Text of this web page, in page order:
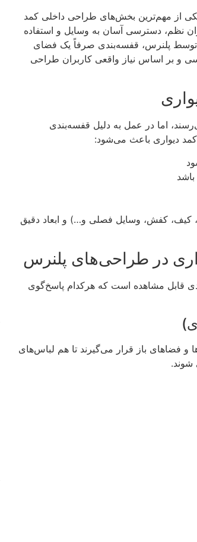
از مهم‌ترین بخش‌های طراحی داخلی کمد
دسترسی آسان به وسایل و استفاده
توسط پلنرس، قفسه‌بندی صرفاً یک فضای
و بر اساس نیاز واقعی کاربران طراحی
اما در عمل به دلیل قفسه‌بندی
کمد دیواری باعث می‌شود:
کیف، کفش، وسایل فصلی و…) و ابعاد دقیق
در طراحی‌های پلنرس
قابل مشاهده است که هرکدام پاسخ‌گوی
و فضاهای باز قرار می‌گیرند تا هم لباس‌های
شوند.